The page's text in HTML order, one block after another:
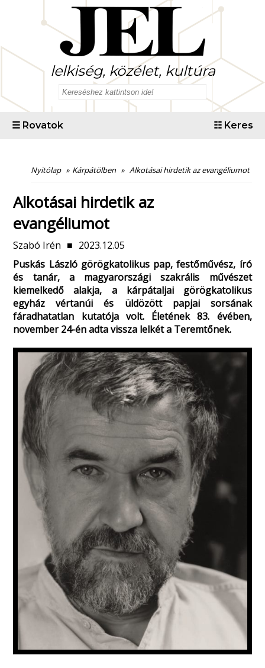
lelkiség, közélet, kultúra
☰ Rovatok ☷ Keres
Nyitólap » Kárpátölben » Alkotásai hirdetik az evangéliumot
Alkotásai hirdetik az
evangéliumot
Szabó Irén ■ 2023.12.05
Puskás László görögkatolikus pap, festőművész, író
és tanár, a magyarországi szakrális művészet
kiemelkedő alakja, a kárpátaljai görögkatolikus
egyház vértanúi és üldözött papjai sorsának
fáradhatatlan kutatója volt. Életének 83. évében,
november 24-én adta vissza lelkét a Teremtőnek.